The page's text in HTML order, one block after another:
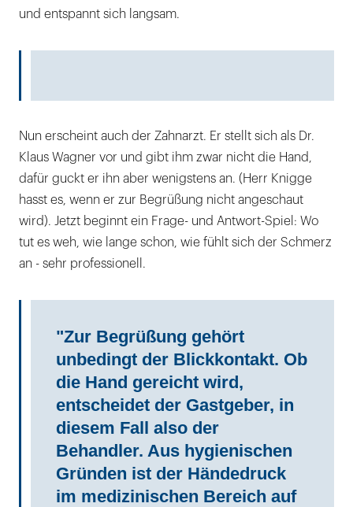
und entspannt sich langsam.
Nun erscheint auch der Zahnarzt. Er stellt sich als Dr.
Klaus Wagner vor und gibt ihm zwar nicht die Hand,
dafür guckt er ihn aber wenigstens an. (Herr Knigge
hasst es, wenn er zur Begrüßung nicht angeschaut
wird). Jetzt beginnt ein Frage- und Antwort-Spiel: Wo
tut es weh, wie lange schon, wie fühlt sich der Schmerz
an - sehr professionell.
"Zur Begrüßung gehört
unbedingt der Blickkontakt. Ob
die Hand gereicht wird,
entscheidet der Gastgeber, in
diesem Fall also der
Behandler. Aus hygienischen
Gründen ist der Händedruck
im medizinischen Bereich auf